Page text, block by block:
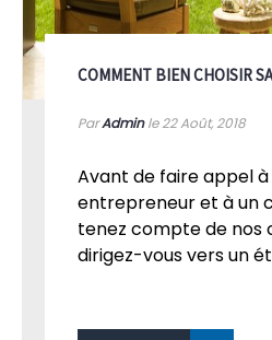
COMMENT BIEN CHOISIR
ParAdminle 22Août, 2018
Avant de faire appel à
entrepreneur et à un
tenez compte de nos
dirigez-vous vers un